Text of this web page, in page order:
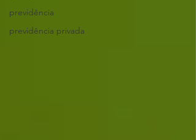
previdência
previdência privada